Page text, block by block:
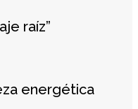
raíz”
energética